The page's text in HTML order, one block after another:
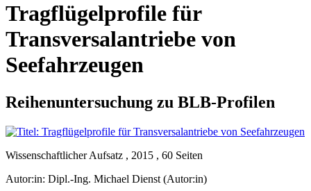
Tragflügelprofile für
Transversalantriebe von
Seefahrzeugen
Reihenuntersuchung zu BLB-Profilen
Wissenschaftlicher Aufsatz , 2015 , 60 Seiten
Autor:in: Dipl.-Ing. Michael Dienst (Autor:in)